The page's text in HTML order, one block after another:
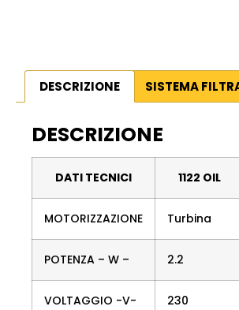
DESCRIZIONE SISTEMA
DESCRIZIONE
DATI TECNICI 1122 OIL
MOTORIZZAZIONE Turbina
POTENZA – W – 2.2
VOLTAGGIO -V- 230